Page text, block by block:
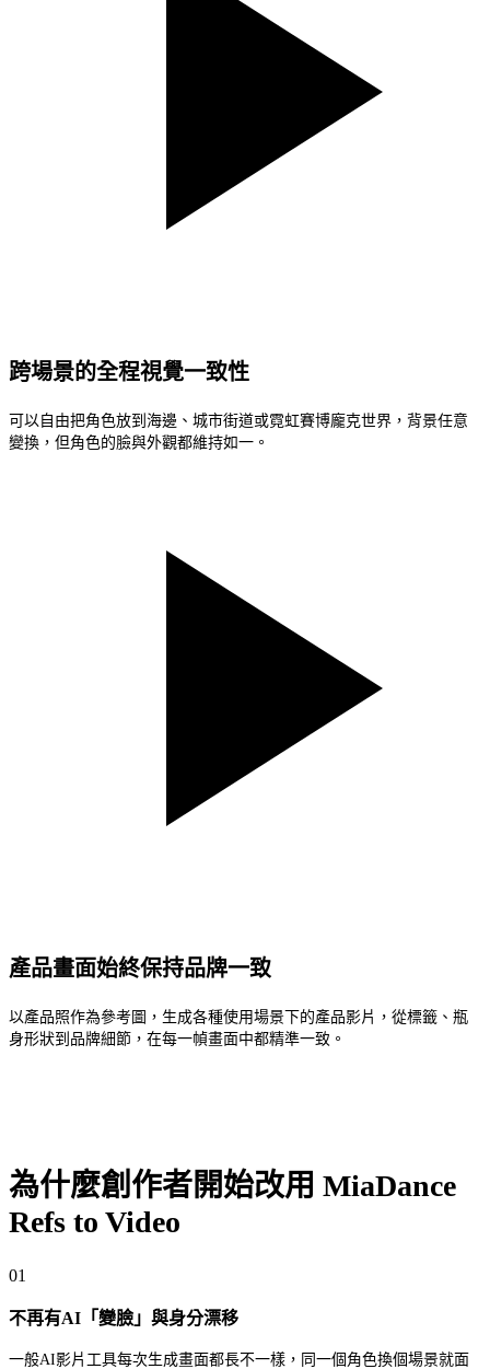
跨場景的全程視覺一致性
可以自由把角色放到海邊、城市街道或霓虹賽博龐克世界，背景任意
變換，但角色的臉與外觀都維持如一。
產品畫面始終保持品牌一致
以產品照作為參考圖，生成各種使用場景下的產品影片，從標籤、瓶
身形狀到品牌細節，在每一幀畫面中都精準一致。
為什麼創作者開始改用 MiaDance
Refs to Video
01
不再有AI「變臉」與身分漂移
一般AI影片工具每次生成畫面都長不一樣，同一個角色換個場景就面